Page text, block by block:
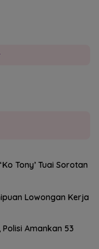
Tony’ Tuai Sorotan
Lowongan Kerja
Amankan 53